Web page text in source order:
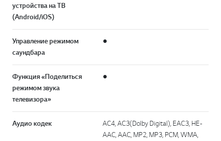
устройства на ТВ
(Android/iOS)
Управление режимом
саундбара
●
Функция «Поделиться
режимом звука
телевизора»
●
Аудио кодек
AC4, AC3(Dolby Digital), EAC3, HE-
AAC, AAC, MP2, MP3, PCM, WMA,